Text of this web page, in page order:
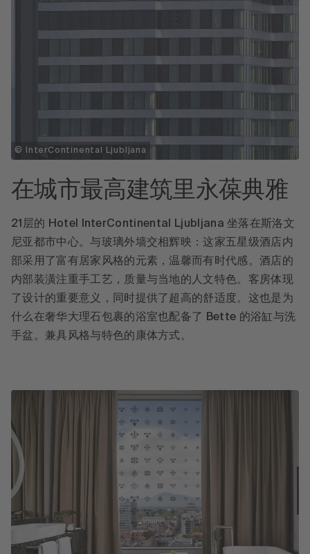
© InterContinental Ljubljana
在城市最高建筑里永葆典雅
21层的 Hotel InterContinental Ljubljana 坐落在斯洛文
尼亚都市中心。与玻璃外墙交相辉映：这家五星级酒店内
部采用了富有居家风格的元素，温馨而有时代感。酒店的
内部装潢注重手工艺，质量与当地的人文特色。客房体现
了设计的重要意义，同时提供了超高的舒适度。这也是为
什么在奢华大理石包裹的浴室也配备了 Bette 的浴缸与洗
手盆。兼具风格与特色的康体方式。